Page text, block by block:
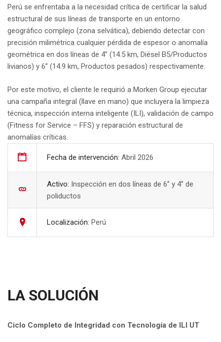
Perú se enfrentaba a la necesidad crítica de certificar la salud
estructural de sus líneas de transporte en un entorno
geográfico complejo (zona selvática), debiendo detectar con
precisión milimétrica cualquier pérdida de espesor o anomalía
geométrica en dos líneas de 4” (14.5 km, Diésel B5/Productos
livianos) y 6” (14.9 km, Productos pesados) respectivamente.
Por este motivo, el cliente le requirió a Morken Group ejecutar
una campaña integral (llave en mano) que incluyera la limpieza
técnica, inspección interna inteligente (ILI), validación de campo
(Fitness for Service – FFS) y reparación estructural de
anomalías críticas.
Fecha de intervención: Abril 2026
Activo: Inspección en dos líneas de 6” y 4” de
poliductos
Localización: Perú
LA SOLUCIÓN
Ciclo Completo de Integridad con Tecnología de ILI UT